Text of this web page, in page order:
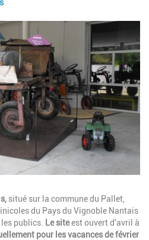
situé sur la commune du Pallet,
du Pays du Vignoble Nantais
publics.
Le siteest ouvert d'avril à
pour les vacances de février